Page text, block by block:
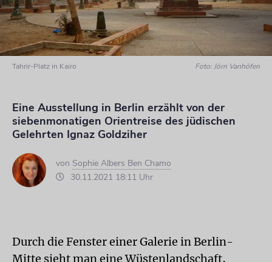
Tahrir-Platz in Kairo Foto: Jörn Vanhöfen
Eine Ausstellung in Berlin erzählt von der
siebenmonatigen Orientreise des jüdischen
Gelehrten Ignaz Goldziher
von Sophie Albers Ben Chamo
30.11.2021 18:11 Uhr
Durch die Fenster einer Galerie in Berlin-
Mitte sieht man eine Wüstenlandschaft,